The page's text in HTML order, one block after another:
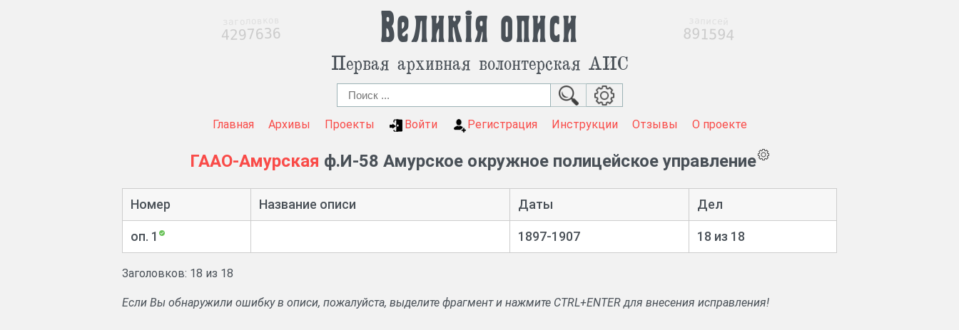
Великія описи
Первая архивная волонтерская АИС
Главная Архивы Проекты Войти Регистрация Инструкции Отзывы О проекте
ГААО-Амурская ф.И-58 Амурское окружное полицейское управление
Номер Название описи Даты Дел
оп. 1 1897-1907 18 из 18
Заголовков: 18 из 18
Если Вы обнаружили ошибку в описи, пожалуйста, выделите фрагмент и нажмите CTRL+ENTER для внесения исправления!
4297636 891594